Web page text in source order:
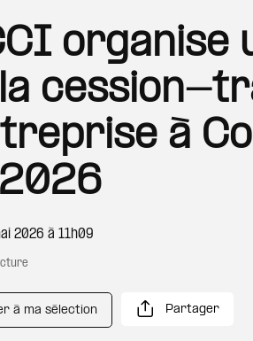
organise
cession-
à
2026 à 11h09
à ma sélection Partager